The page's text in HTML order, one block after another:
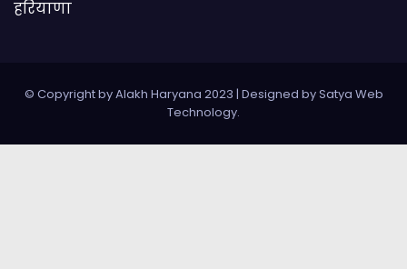
हरियाणा
© Copyright by Alakh Haryana 2023 | Designed bySatya Web
Technology.